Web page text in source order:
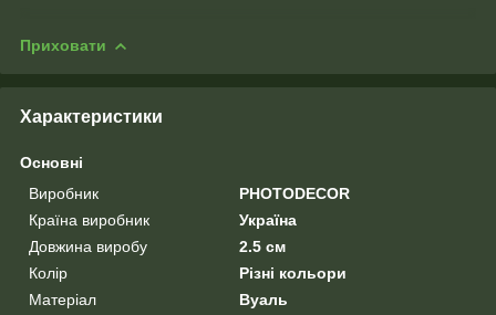
Приховати
Характеристики
Основні
Виробник
PHOTODECOR
Країна виробник
Україна
Довжина виробу
2.5 см
Колір
Різні кольори
Матеріал
Вуаль